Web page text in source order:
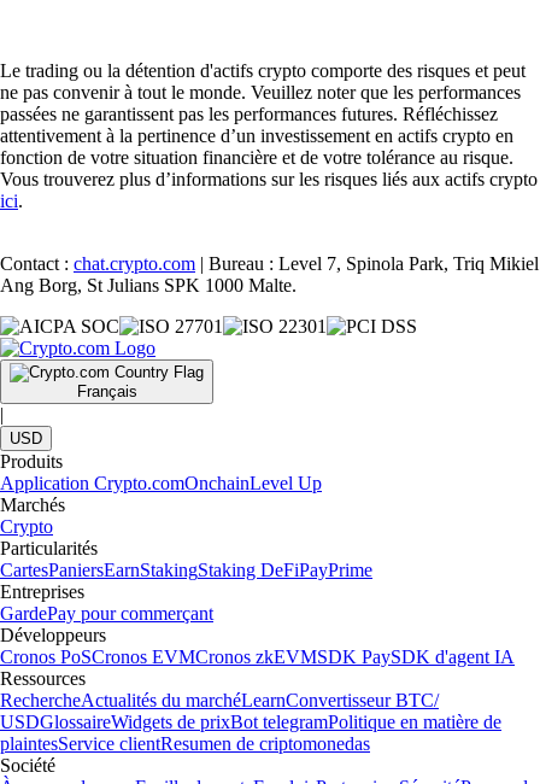
Le trading ou la détention d'actifs crypto comporte des risques et peut
ne pas convenir à tout le monde. Veuillez noter que les performances
passées ne garantissent pas les performances futures. Réfléchissez
attentivement à la pertinence d’un investissement en actifs crypto en
fonction de votre situation financière et de votre tolérance au risque.
Vous trouverez plus d’informations sur les risques liés aux actifs crypto
ici.
Contact : chat.crypto.com | Bureau : Level 7, Spinola Park, Triq Mikiel
Ang Borg, St Julians SPK 1000 Malte.
Français
|
USD
Produits
Application Crypto.comOnchainLevel Up
Marchés
Crypto
Particularités
CartesPaniersEarnStakingStaking DeFiPayPrime
Entreprises
GardePay pour commerçant
Développeurs
Cronos PoSCronos EVMCronos zkEVMSDK PaySDK d'agent IA
Ressources
RechercheActualités du marchéLearnConvertisseur BTC/
USDGlossaireWidgets de prixBot telegramPolitique en matière de
plaintesService clientResumen de criptomonedas
Société